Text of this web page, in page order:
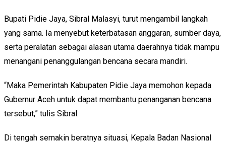
Bupati Pidie Jaya, Sibral Malasyi, turut mengambil langkah
yang sama. Ia menyebut keterbatasan anggaran, sumber daya,
serta peralatan sebagai alasan utama daerahnya tidak mampu
menangani penanggulangan bencana secara mandiri.
“Maka Pemerintah Kabupaten Pidie Jaya memohon kepada
Gubernur Aceh untuk dapat membantu penanganan bencana
tersebut,” tulis Sibral.
Di tengah semakin beratnya situasi, Kepala Badan Nasional